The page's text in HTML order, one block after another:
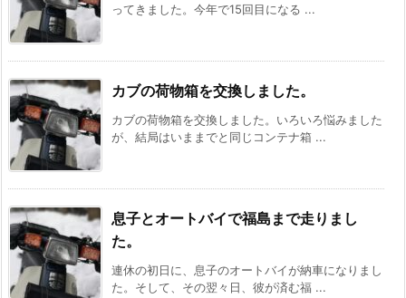
ってきました。今年で15回目になる ...
カブの荷物箱を交換しました。
カブの荷物箱を交換しました。いろいろ悩みました
が、結局はいままでと同じコンテナ箱 ...
息子とオートバイで福島まで走りまし
た。
連休の初日に、息子のオートバイが納車になりまし
た。そして、その翌々日、彼が済む福 ...